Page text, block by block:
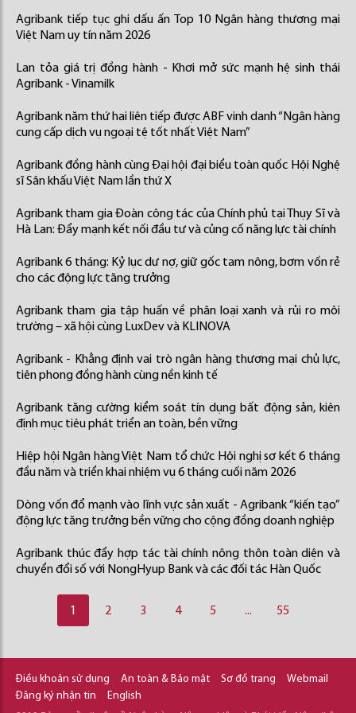
Agribank tiếp tục ghi dấu ấn Top 10 Ngân hàng thương mại
Việt Nam uy tín năm 2026
Lan tỏa giá trị đồng hành - Khơi mở sức mạnh hệ sinh thái
Agribank - Vinamilk
Agribank năm thứ hai liên tiếp được ABF vinh danh “Ngân hàng
cung cấp dịch vụ ngoại tệ tốt nhất Việt Nam”
Agribank đồng hành cùng Đại hội đại biểu toàn quốc Hội Nghệ
sĩ Sân khấu Việt Nam lần thứ X
Agribank tham gia Đoàn công tác của Chính phủ tại Thụy Sĩ và
Hà Lan: Đẩy mạnh kết nối đầu tư và củng cố năng lực tài chính
Agribank 6 tháng: Kỷ lục dư nợ, giữ gốc tam nông, bơm vốn rẻ
cho các động lực tăng trưởng
Agribank tham gia tập huấn về phân loại xanh và rủi ro môi
trường – xã hội cùng LuxDev và KLINOVA
Agribank - Khẳng định vai trò ngân hàng thương mại chủ lực,
tiên phong đồng hành cùng nền kinh tế
Agribank tăng cường kiểm soát tín dụng bất động sản, kiên
định mục tiêu phát triển an toàn, bền vững
Hiệp hội Ngân hàng Việt Nam tổ chức Hội nghị sơ kết 6 tháng
đầu năm và triển khai nhiệm vụ 6 tháng cuối năm 2026
Dòng vốn đổ mạnh vào lĩnh vực sản xuất - Agribank “kiến tạo”
động lực tăng trưởng bền vững cho cộng đồng doanh nghiệp
Agribank thúc đẩy hợp tác tài chính nông thôn toàn diện và
chuyển đổi số với NongHyup Bank và các đối tác Hàn Quốc
1 2 3 4 5 ... 55
Điều khoản sử dụng An toàn & Bảo mật Sơ đồ trang
Webmail
Đăng ký nhận tin
English